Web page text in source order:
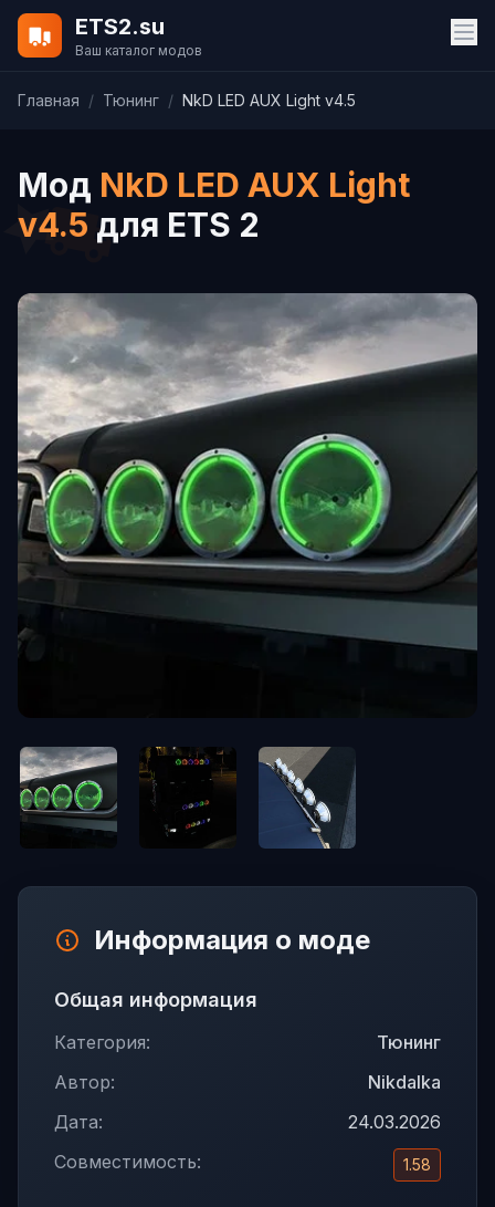
ETS2.su
Ваш каталог модов
Главная / Тюнинг / NkD LED AUX Light v4.5
Мод NkD LED AUX Light
v4.5 для ETS 2
Информация о моде
Общая информация
Категория:
Тюнинг
Автор:
Nikdalka
Дата:
24.03.2026
Совместимость:
1.58